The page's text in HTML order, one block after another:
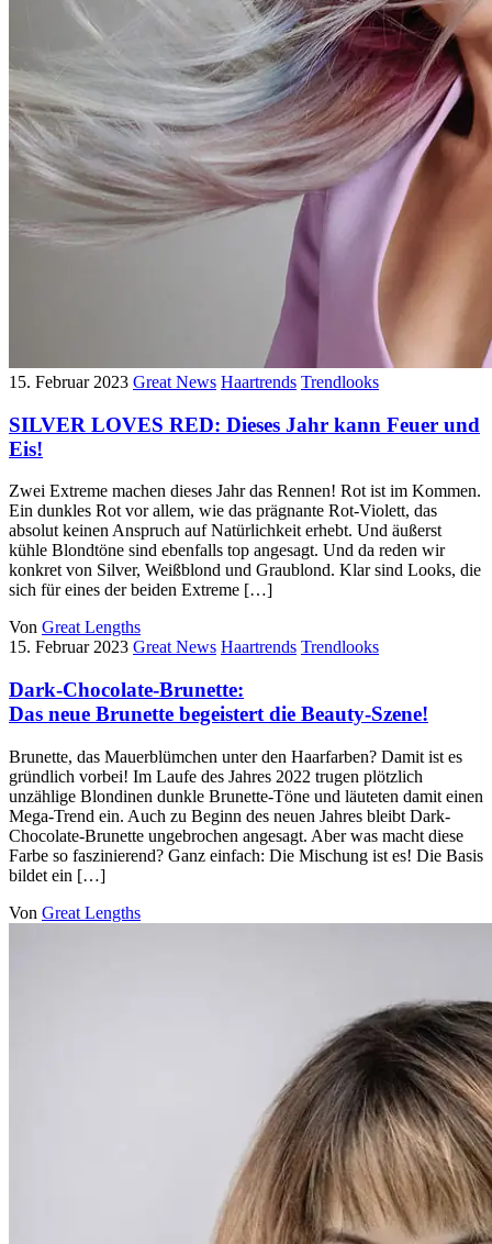
15. Februar 2023 Great News Haartrends Trendlooks
SILVER LOVES RED: Dieses Jahr kann Feuer und
Eis!
Zwei Extreme machen dieses Jahr das Rennen! Rot ist im Kommen.
Ein dunkles Rot vor allem, wie das prägnante Rot-Violett, das
absolut keinen Anspruch auf Natürlichkeit erhebt. Und äußerst
kühle Blondtöne sind ebenfalls top angesagt. Und da reden wir
konkret von Silver, Weißblond und Graublond. Klar sind Looks, die
sich für eines der beiden Extreme […]
Von Great Lengths
15. Februar 2023 Great News Haartrends Trendlooks
Dark-Chocolate-Brunette:
Das neue Brunette begeistert die Beauty-Szene!
Brunette, das Mauerblümchen unter den Haarfarben? Damit ist es
gründlich vorbei! Im Laufe des Jahres 2022 trugen plötzlich
unzählige Blondinen dunkle Brunette-Töne und läuteten damit einen
Mega-Trend ein. Auch zu Beginn des neuen Jahres bleibt Dark-
Chocolate-Brunette ungebrochen angesagt. Aber was macht diese
Farbe so faszinierend? Ganz einfach: Die Mischung ist es! Die Basis
bildet ein […]
Von Great Lengths